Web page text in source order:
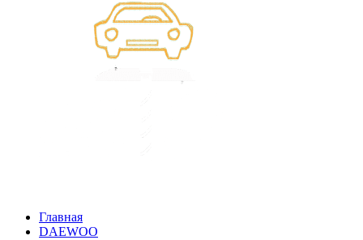
Главная
DAEWOO